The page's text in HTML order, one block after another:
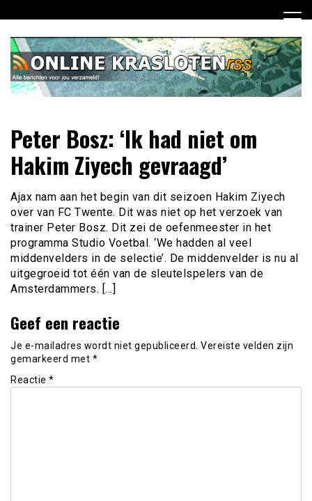
naar
inhoud
Online Krasloten RSS
jou verzameld
Peter Bosz: ‘Ik had niet om
Hakim Ziyech gevraagd’
Ajax nam aan het begin van dit seizoen Hakim Ziyech
over van FC Twente. Dit was niet op het verzoek van
trainer Peter Bosz. Dit zei de oefenmeester in het
programma Studio Voetbal. ‘We hadden al veel
middenvelders in de selectie’. De middenvelder is nu al
uitgegroeid tot één van de sleutelspelers van de
Amsterdammers. […]
Geef een reactie
Je e-mailadres wordt niet gepubliceerd. Vereiste velden zijn
gemarkeerd met *
Reactie *